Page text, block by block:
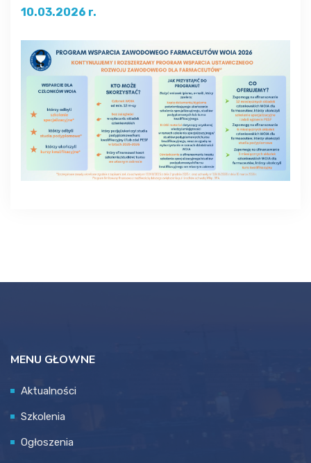
10.03.2026 r.
MENU GŁOWNE
Aktualności
Szkolenia
Ogłoszenia